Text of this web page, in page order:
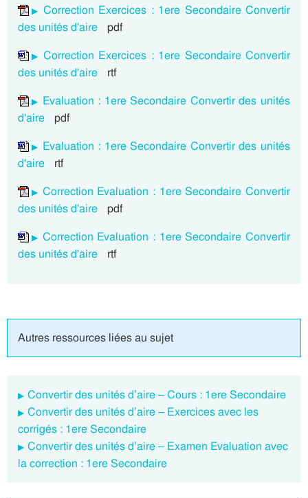
Correction Exercices : 1ere Secondaire Convertir
des unités d'aire pdf
Correction Exercices : 1ere Secondaire Convertir
des unités d'aire rtf
Evaluation : 1ere Secondaire Convertir des unités
d'aire pdf
Evaluation : 1ere Secondaire Convertir des unités
d'aire rtf
Correction Evaluation : 1ere Secondaire Convertir
des unités d'aire pdf
Correction Evaluation : 1ere Secondaire Convertir
des unités d'aire rtf
Autres ressources liées au sujet
Convertir des unités d’aire – Cours : 1ere Secondaire
Convertir des unités d’aire – Exercices avec les
corrigés : 1ere Secondaire
Convertir des unités d’aire – Examen Evaluation avec
la correction : 1ere Secondaire